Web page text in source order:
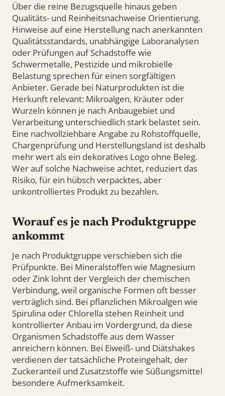
Über die reine Bezugsquelle hinaus geben
Qualitäts- und Reinheitsnachweise Orientierung.
Hinweise auf eine Herstellung nach anerkannten
Qualitätsstandards, unabhängige Laboranalysen
oder Prüfungen auf Schadstoffe wie
Schwermetalle, Pestizide und mikrobielle
Belastung sprechen für einen sorgfältigen
Anbieter. Gerade bei Naturprodukten ist die
Herkunft relevant: Mikroalgen, Kräuter oder
Wurzeln können je nach Anbaugebiet und
Verarbeitung unterschiedlich stark belastet sein.
Eine nachvollziehbare Angabe zu Rohstoffquelle,
Chargenprüfung und Herstellungsland ist deshalb
mehr wert als ein dekoratives Logo ohne Beleg.
Wer auf solche Nachweise achtet, reduziert das
Risiko, für ein hübsch verpacktes, aber
unkontrolliertes Produkt zu bezahlen.
Worauf es je nach Produktgruppe
ankommt
Je nach Produktgruppe verschieben sich die
Prüfpunkte. Bei Mineralstoffen wie Magnesium
oder Zink lohnt der Vergleich der chemischen
Verbindung, weil organische Formen oft besser
verträglich sind. Bei pflanzlichen Mikroalgen wie
Spirulina oder Chlorella stehen Reinheit und
kontrollierter Anbau im Vordergrund, da diese
Organismen Schadstoffe aus dem Wasser
anreichern können. Bei Eiweiß- und Diätshakes
verdienen der tatsächliche Proteingehalt, der
Zuckeranteil und Zusatzstoffe wie Süßungsmittel
besondere Aufmerksamkeit.